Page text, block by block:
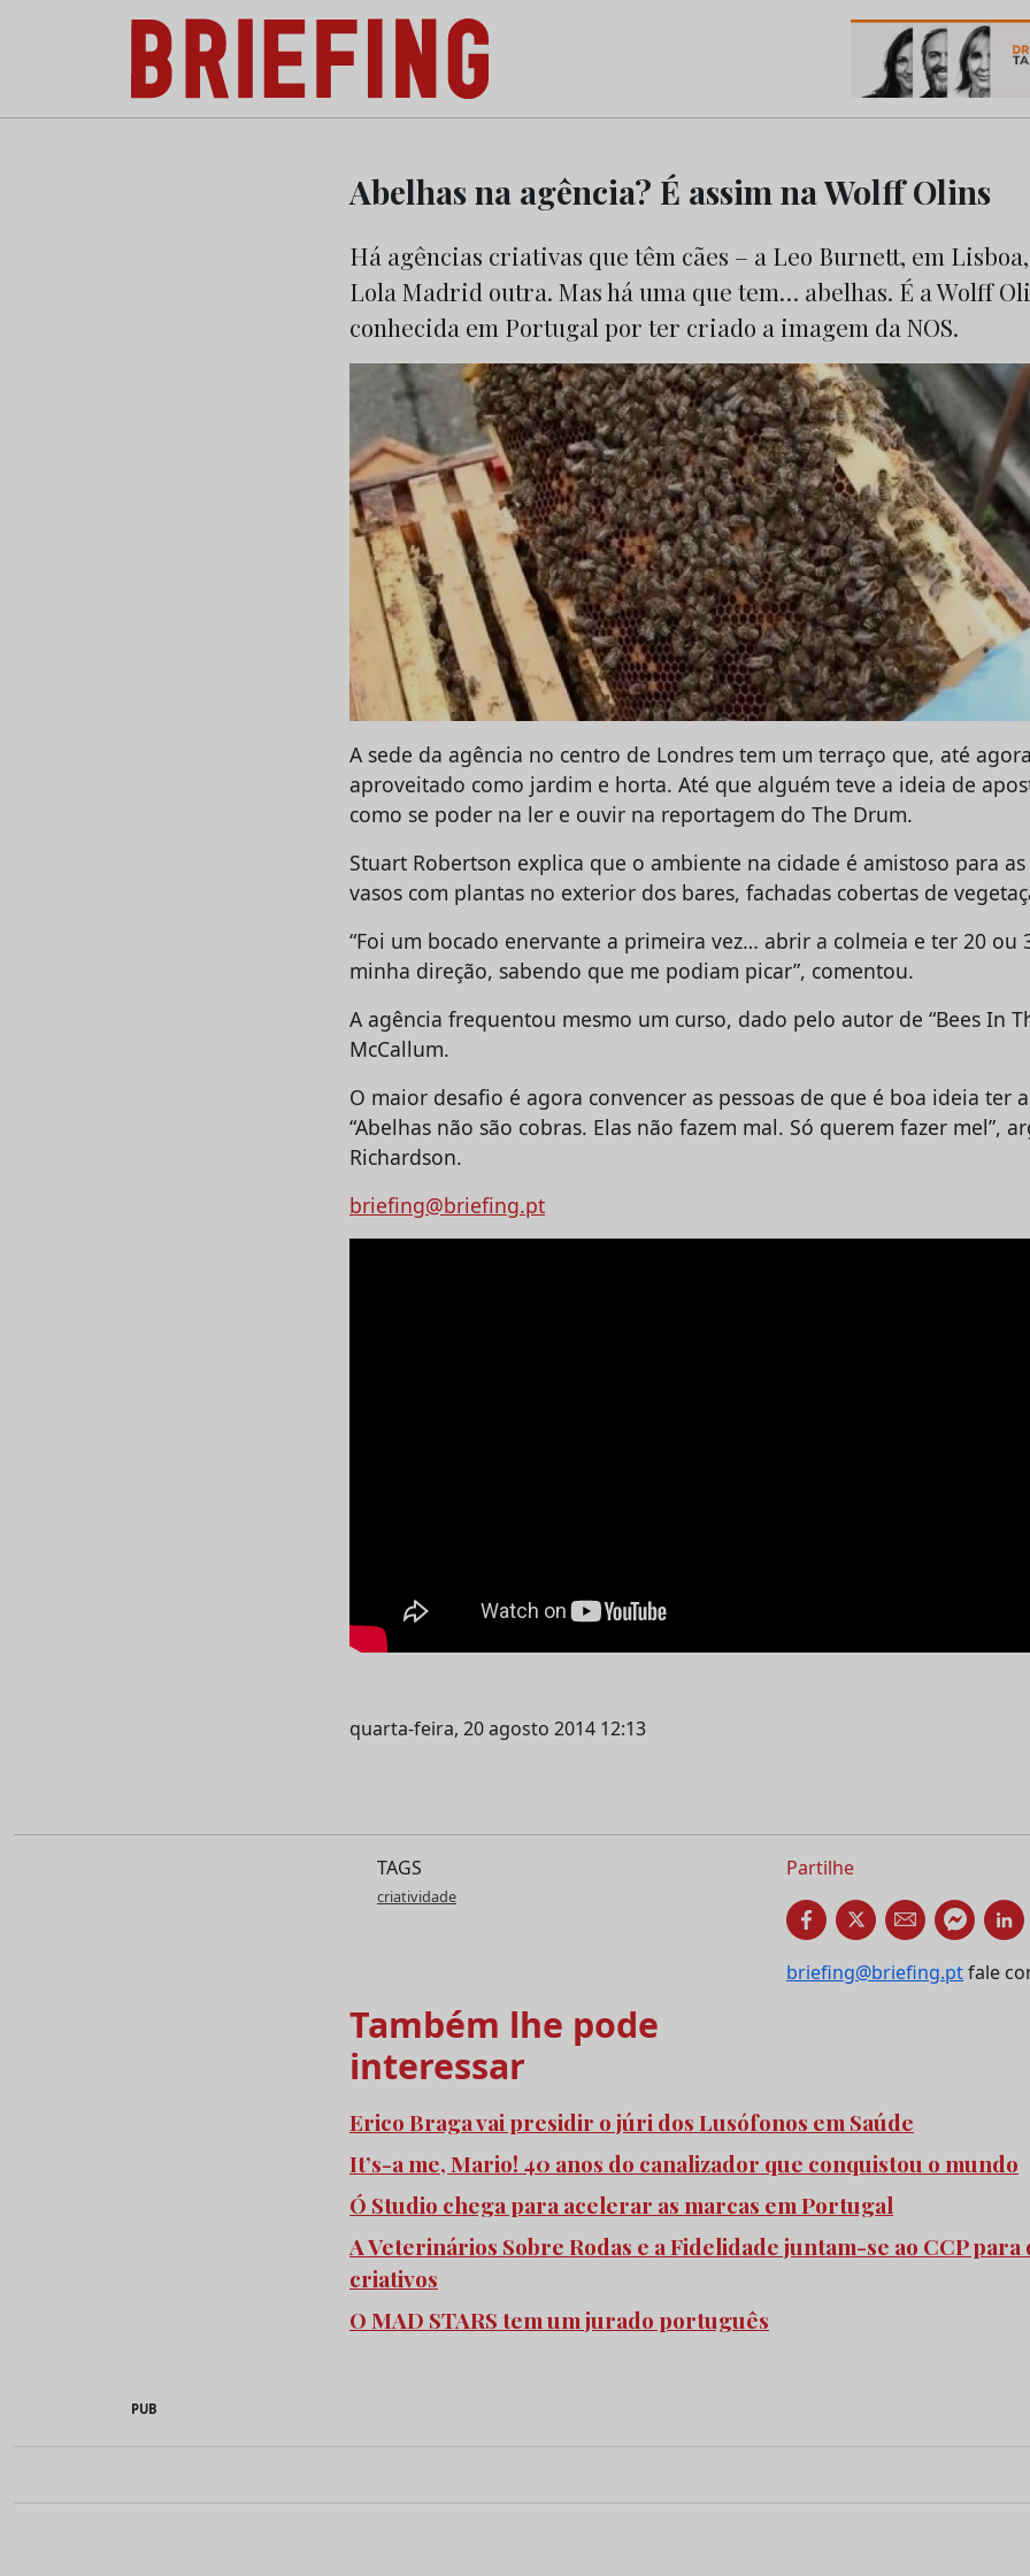
Briefing: Todas as notícias sobre os negócios do Marketing e da Publicidade
Abelhas na agência? É assim na Wolff Olins
Há agências criativas que têm cães – a Leo Burnett, em
Lola Madrid outra. Mas há uma que tem… abelhas. É a Wolff
conhecida em Portugal por ter criado a imagem da NOS.
A sede da agência no centro de Londres tem um terraço que, até
aproveitado como jardim e horta. Até que alguém teve a ideia de
como se poder na ler e ouvir na reportagem do The Drum.
Stuart Robertson explica que o ambiente na cidade é amistoso para
vasos com plantas no exterior dos bares, fachadas cobertas de
“Foi um bocado enervante a primeira vez… abrir a colmeia e ter 20 ou
minha direção, sabendo que me podiam picar”, comentou.
A agência frequentou mesmo um curso, dado pelo autor de “Bees In
McCallum.
O maior desafio é agora convencer as pessoas de que é boa ideia ter
“Abelhas não são cobras. Elas não fazem mal. Só querem fazer mel”,
Richardson.
briefing@briefing.pt
quarta-feira, 20 agosto 2014 12:13
TAGS
criatividade
Partilhe
briefing@briefing.ptfale
Também lhe pode
interessar
Erico Braga vai presidir o júri dos Lusófonos em Saúde
It’s-a me, Mario! 40 anos do canalizador que conquistou o mundo
Ó Studio chega para acelerar as marcas em Portugal
A Veterinários Sobre Rodas e a Fidelidade juntam-se ao CCP
criativos
O MAD STARS tem um jurado português
PUB